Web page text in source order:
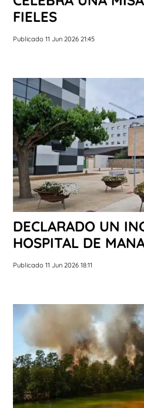
FIELES
Publicado 11 Jun 2026 21:45
DECLARADO UN
HOSPITAL DE
Publicado 11 Jun 2026 18:11